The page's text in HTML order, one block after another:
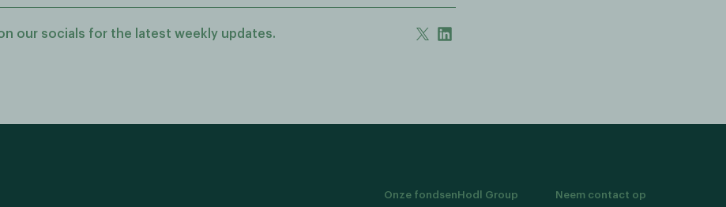
our socials for the latest weekly updates.
Onze fondsenHodl Group Neem contact op